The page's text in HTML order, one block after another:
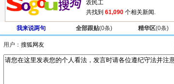
共找到 61,090 个相关新闻.
我来说两句 全部跟贴(0条) 精华区(0条)
用户：